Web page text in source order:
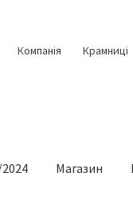
Компанія Крамниці
Магазин